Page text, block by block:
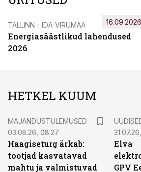
TALLINN - IDA-VIRUMAA
Energiasäästlikud lahendused
2026
16.09.2026
HETKEL KUUM
MAJANDUSTULEMUSED
03.08.26, 08:27
Haagiseturg ärkab:
tootjad kasvatavad
mahtu ja valmistuvad
Elva
GPV